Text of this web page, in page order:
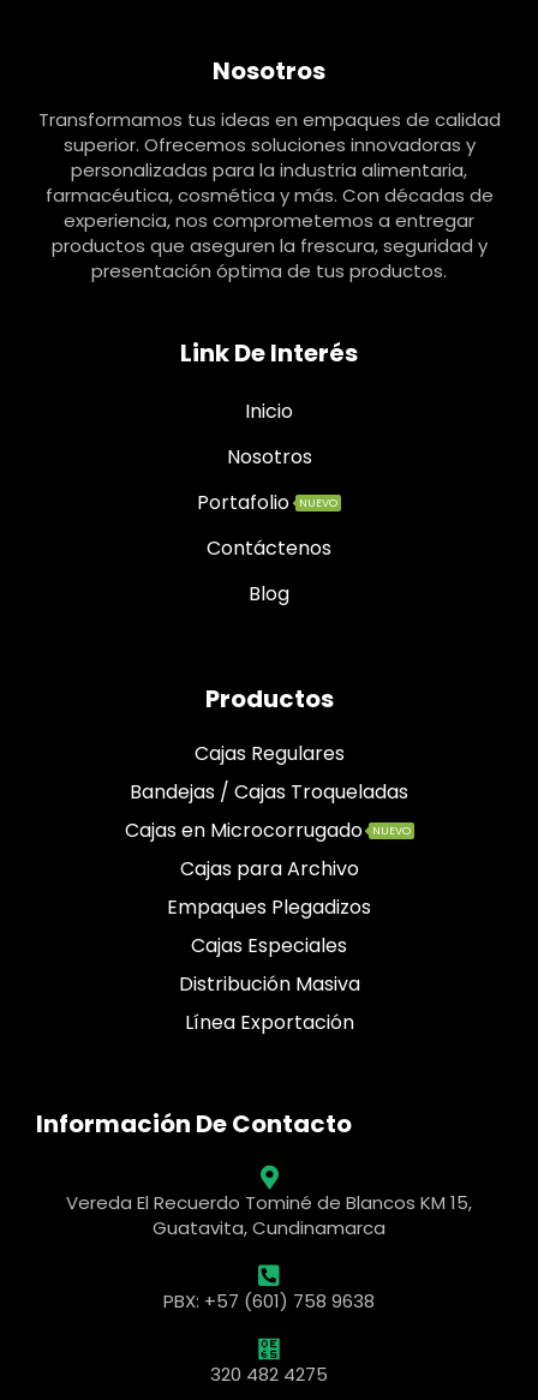
Nosotros
Transformamos tus ideas en empaques de calidad
superior. Ofrecemos soluciones innovadoras y
personalizadas para la industria alimentaria,
farmacéutica, cosmética y más. Con décadas de
experiencia, nos comprometemos a entregar
productos que aseguren la frescura, seguridad y
presentación óptima de tus productos.
Link De Interés
Inicio
Nosotros
Portafolio
NUEVO
Contáctenos
Blog
Productos
Cajas Regulares
Bandejas / Cajas Troqueladas
Cajas en Microcorrugado
NUEVO
Cajas para Archivo
Empaques Plegadizos
Cajas Especiales
Distribución Masiva
Línea Exportación
Información De Contacto
Vereda El Recuerdo Tominé de Blancos KM 15,
Guatavita, Cundinamarca
PBX: +57 (601) 758 9638
320 482 4275